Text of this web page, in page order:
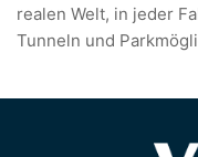
realen Welt, in jeder
Tunneln und